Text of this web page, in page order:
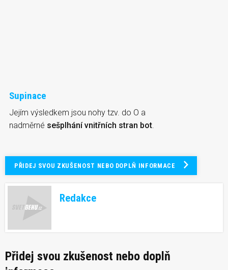
Supinace
Jejím výsledkem jsou nohy tzv. do O a
nadměrné sešplhání vnitřních stran bot
PŘIDEJ SVOU ZKUŠENOST NEBO DOPLŇ INFORMACE
Redakce
Přidej svou zkušenost nebo doplň